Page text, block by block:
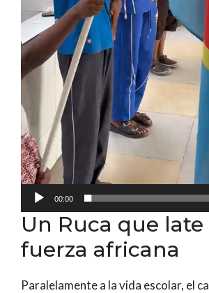
00:00
Un Ruca que late
fuerza africana
Paralelamente a la vida escolar, el